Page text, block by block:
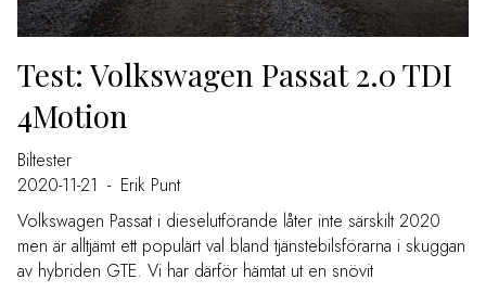
Test: Volkswagen Passat 2.0 TDI
4Motion
Biltester
2020-11-21 - Erik Punt
Volkswagen Passat i dieselutförande låter inte särskilt 2020
men är alltjämt ett populärt val bland tjänstebilsförarna i skuggan
av hybriden GTE. Vi har därför hämtat ut en snövit